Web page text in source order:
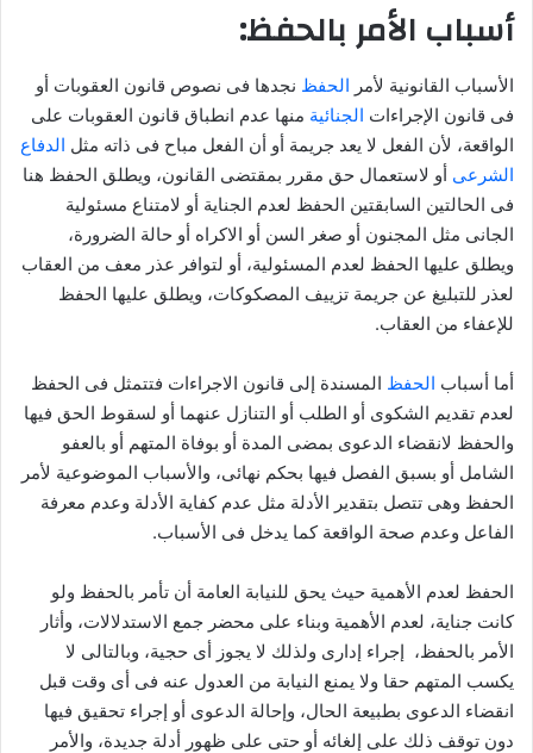
أسباب الأمر بالحفظ:
الأسباب القانونية لأمر الحفظ نجدها فى نصوص قانون العقوبات أو
فى قانون الإجراءات الجنائية منها عدم انطباق قانون العقوبات على
الواقعة، لأن الفعل لا يعد جريمة أو أن الفعل مباح فى ذاته مثل الدفاع
الشرعى أو لاستعمال حق مقرر بمقتضى القانون، ويطلق الحفظ هنا
فى الحالتين السابقتين الحفظ لعدم الجناية أو لامتناع مسئولية
الجانى مثل المجنون أو صغر السن أو الاكراه أو حالة الضرورة،
ويطلق عليها الحفظ لعدم المسئولية، أو لتوافر عذر معف من العقاب
لعذر للتبليغ عن جريمة تزييف المصكوكات، ويطلق عليها الحفظ
للإعفاء من العقاب.
أما أسباب الحفظ المسندة إلى قانون الاجراءات فتتمثل فى الحفظ
لعدم تقديم الشكوى أو الطلب أو التنازل عنهما أو لسقوط الحق فيها
والحفظ لانقضاء الدعوى بمضى المدة أو بوفاة المتهم أو بالعفو
الشامل أو بسبق الفصل فيها بحكم نهائى، والأسباب الموضوعية لأمر
الحفظ وهى تتصل بتقدير الأدلة مثل عدم كفاية الأدلة وعدم معرفة
الفاعل وعدم صحة الواقعة كما يدخل فى الأسباب.
الحفظ لعدم الأهمية حيث يحق للنيابة العامة أن تأمر بالحفظ ولو
كانت جناية، لعدم الأهمية وبناء على محضر جمع الاستدلالات، وأثار
الأمر بالحفظ، إجراء إدارى ولذلك لا يجوز أى حجية، وبالتالى لا
يكسب المتهم حقا ولا يمنع النيابة من العدول عنه فى أى وقت قبل
انقضاء الدعوى بطبيعة الحال، وإحالة الدعوى أو إجراء تحقيق فيها
دون توقف ذلك على إلغائه أو حتى على ظهور أدلة جديدة، والأمر